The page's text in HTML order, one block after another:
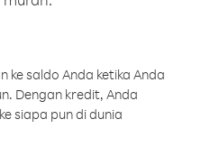
ke saldo Anda ketika Anda
Dengan kredit, Anda
siapa pun di dunia